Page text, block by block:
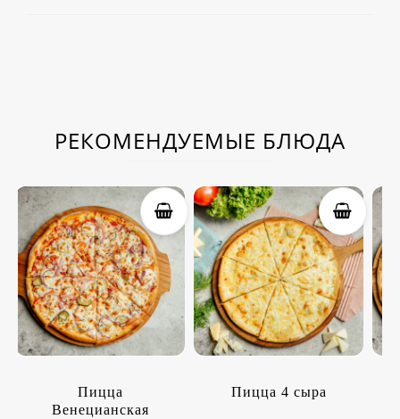
РЕКОМЕНДУЕМЫЕ БЛЮДА
Пицца
Венецианская
Пицца 4 сыра